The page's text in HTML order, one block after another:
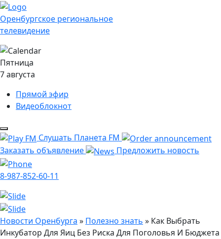
Оренбургское региональное
телевидение
Пятница
7 августа
Прямой эфир
Видеоблокнот
Слушать Планета FM
Заказать объявление
Предложить новость
8-987-852-60-11
Новости Оренбурга » Полезно знать » Как Выбрать
Инкубатор Для Яиц Без Риска Для Поголовья И Бюджета